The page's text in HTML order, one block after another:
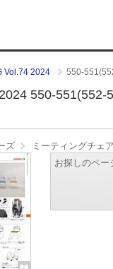
Vol.74 2024 550-
550-551(552-
ズ ミーティングチェア
お探しのペー